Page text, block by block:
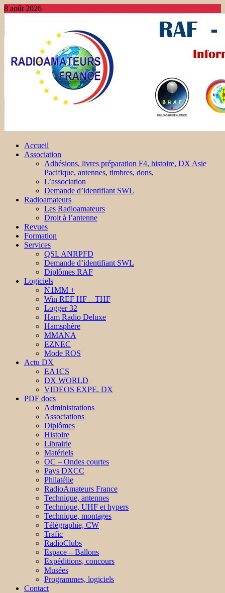
8 août 2026
Accueil
Association
Adhésions, livres préparation F4, histoire, DX Asie
Pacifique, antennes, timbres, dons,
L’association
Demande d’identifiant SWL
Radioamateurs
Les Radioamateurs
Droit à l’antenne
Revues
Formation
Services
QSL ANRPFD
Demande d’identifiant SWL
Diplômes RAF
Logiciels
N1MM +
Win REF HF – THF
Logger 32
Ham Radio Deluxe
Hamsphère
MMANA
EZNEC
Mode ROS
Actu DX
EA1CS
DX WORLD
VIDEOS EXPE. DX
PDF docs
Administrations
Associations
Diplômes
Histoire
Librairie
Matériels
OC – Ondes courtes
Pays DXCC
Philatélie
RadioAmateurs France
Technique, antennes
Technique, UHF et hypers
Technique, montages
Télégraphie, CW
Trafic
RadioClubs
Espace – Ballons
Expéditions, concours
Musées
Programmes, logiciels
Contact